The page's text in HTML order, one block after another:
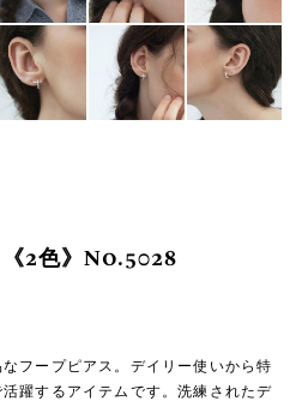
2色》No.5028
フープピアス。デイリー使いから特
躍するアイテムです。洗練されたデ